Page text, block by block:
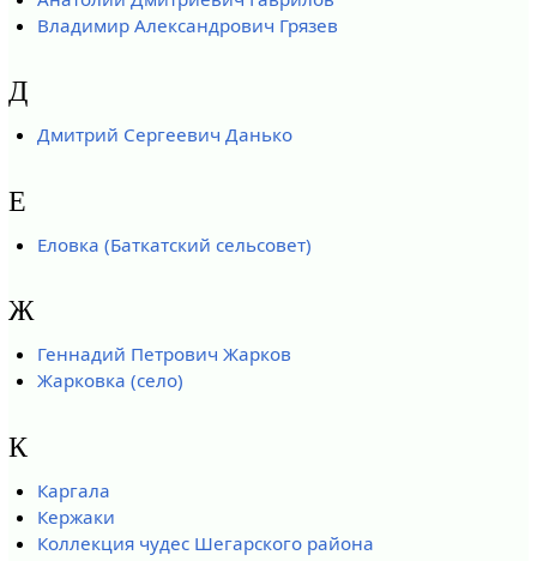
Владимир Александрович Грязев
Д
Дмитрий Сергеевич Данько
Е
Еловка (Баткатский сельсовет)
Ж
Геннадий Петрович Жарков
Жарковка (село)
К
Каргала
Кержаки
Коллекция чудес Шегарского района